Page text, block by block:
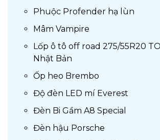
Phuộc Profender hạ lùn
Mâm Vampire
Lốp ô tô off road 275/55R20
Nhật Bản
Ốp heo Brembo
Độ đèn LED mí Everest
Đèn Bi Gầm A8 Special
Đèn hậu Porsche